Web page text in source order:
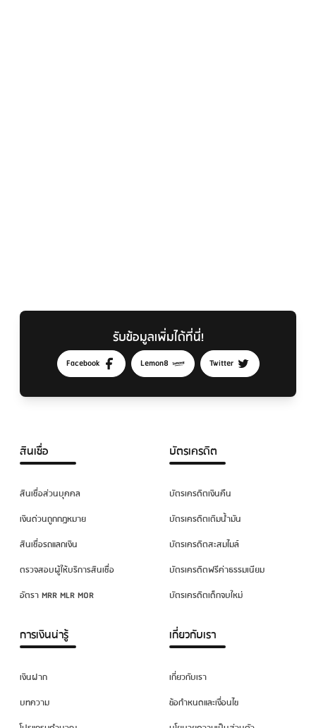
รับข้อมูลเพิ่มได้ที่นี่!
Facebook Lemon8 Twitter
สินเชื่อ
สินเชื่อส่วนบุคคล
เงินด่วนถูกกฎหมาย
สินเชื่อรถแลกเงิน
ตรวจสอบผู้ให้บริการสินเชื่อ
อัตรา MRR MLR MOR
บัตรเครดิต
บัตรเครดิตเงินคืน
บัตรเครดิตเติมน้ำมัน
บัตรเครดิตสะสมไมล์
บัตรเครดิตฟรีค่าธรรมเนียม
บัตรเครดิตเด็กจบใหม่
การเงินน่ารู้
เงินฝาก
บทความ
เกี่ยวกับเรา
เกี่ยวกับเรา
ข้อกำหนดและเงื่อนไข